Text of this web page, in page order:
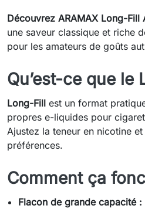
Découvrez ARAMAX Long-
une saveur classique et riche
pour les amateurs de goûts
Qu’est-ce que le
Long-Fill est un format
propres e-liquides pour
Ajustez la teneur en nicotine
préférences.
Comment ça
Flacon de grande capacité :